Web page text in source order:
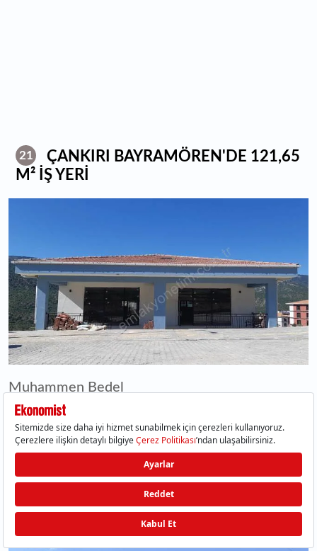
21
ÇANKIRI BAYRAMÖREN'DE 121,65
M² İŞ YERİ
Muhammen Bedel
₺2.108.000,00
TRABZON SÜRMENE'DE 49,60 M²